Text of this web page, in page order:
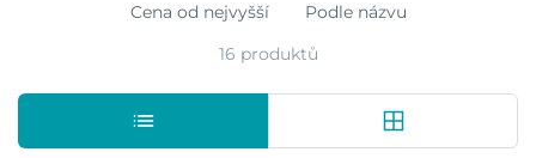
Cena od nejvyšší
Podle názvu
16 produktů